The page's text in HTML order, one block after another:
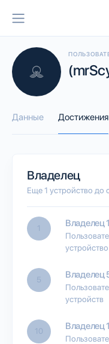
Данные Достижения
Владелец
Еще 1 устройство до
1 Владелец
устройство
5 Владелец
устройств
10 Владелец